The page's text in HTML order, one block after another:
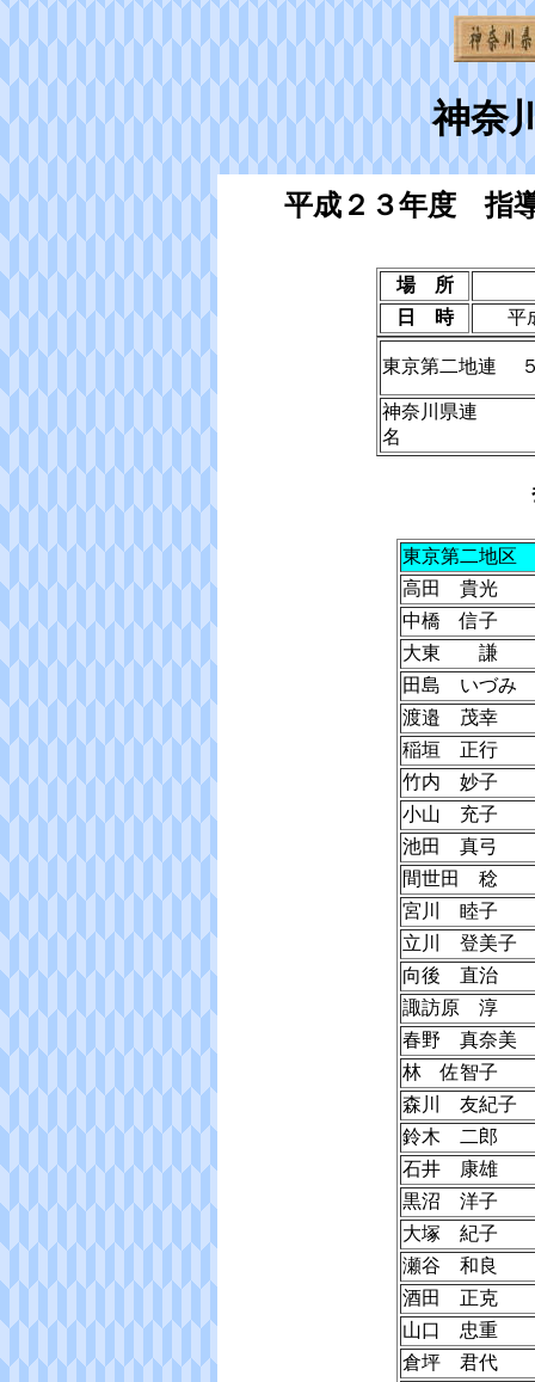
神奈
平成２３年度 指
場 所
日 時
平
東京第二地連
神奈川県連
名
東京第二地区
高田 貴光
中橋 信子
大東 謙
田島 いづみ
渡邉 茂幸
稲垣 正行
竹内 妙子
小山 充子
池田 真弓
間世田 稔
宮川 睦子
立川 登美子
向後 直治
諏訪原 淳
春野 真奈美
林 佐智子
森川 友紀子
鈴木 二郎
石井 康雄
黒沼 洋子
大塚 紀子
瀬谷 和良
酒田 正克
山口 忠重
倉坪 君代